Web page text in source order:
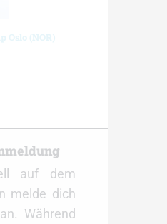
Oslo (NOR)
auf dem
melde dich
Während